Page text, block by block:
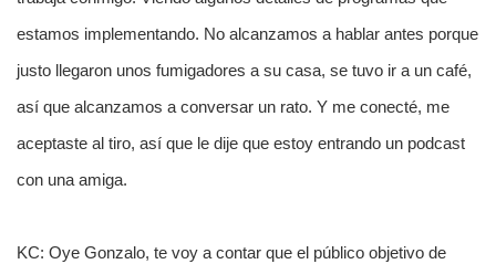
estamos implementando. No alcanzamos a hablar antes porque
justo llegaron unos fumigadores a su casa, se tuvo ir a un café,
así que alcanzamos a conversar un rato. Y me conecté, me
aceptaste al tiro, así que le dije que estoy entrando un podcast
con una amiga.
KC: Oye Gonzalo, te voy a contar que el público objetivo de